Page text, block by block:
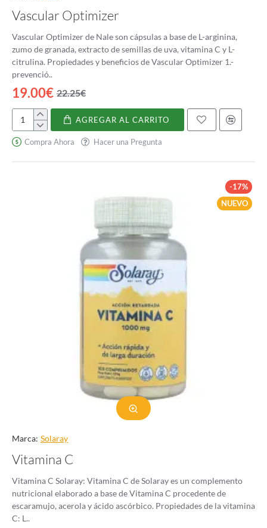
Vascular Optimizer
Vascular Optimizer de Nale son cápsulas a base de L-arginina,
zumo de granada, extracto de semillas de uva, vitamina C y L-
citrulina. Propiedades y beneficios de Vascular Optimizer 1.-
prevenció..
19.00€ 22.25€
Vascular
Optimizer
AGREGAR AL CARRITO
Compra Ahora Hacer una Pregunta
NUEVO
-17%
Marca: Solaray
Vitamina C
Vitamina C Solaray: Vitamina C de Solaray es un complemento
nutricional elaborado a base de Vitamina C procedente de
escaramujo, acerola y ácido ascórbico. Propiedades de la vitamina
C: L..